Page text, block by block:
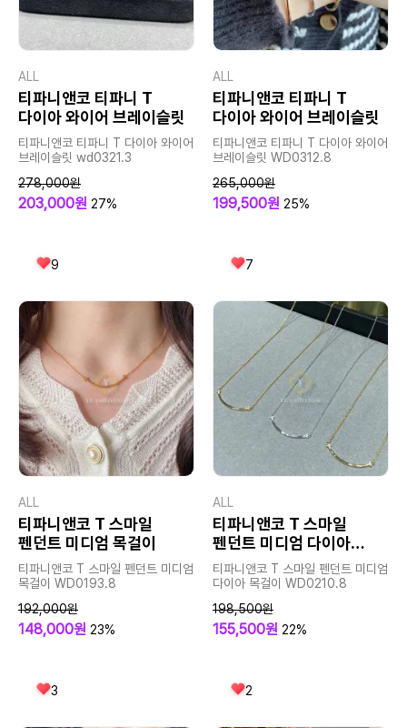
ALL
티파니앤코 티파니 T
다이아 와이어 브레이슬릿
티파니앤코 티파니 T 다이아 와이어
브레이슬릿 wd0321.3
278,000원
203,000원 27%
9
ALL
티파니앤코 티파니 T
다이아 와이어 브레이슬릿
티파니앤코 티파니 T 다이아 와이어
브레이슬릿 WD0312.8
265,000원
199,500원 25%
7
ALL
티파니앤코 T 스마일
펜던트 미디엄 목걸이
티파니앤코 T 스마일 펜던트 미디엄
목걸이 WD0193.8
192,000원
148,000원 23%
3
ALL
티파니앤코 T 스마일
펜던트 미디엄 다이아
목걸이
티파니앤코 T 스마일 펜던트 미디엄
다이아 목걸이 WD0210.8
198,500원
155,500원 22%
2